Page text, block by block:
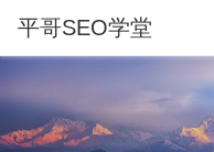
平哥SEO学堂